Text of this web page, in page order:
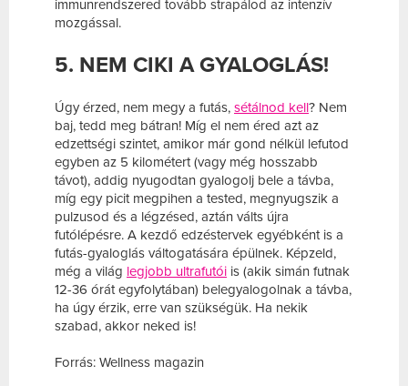
immunrendszered tovább strapálod az intenzív
mozgással.
5. NEM CIKI A GYALOGLÁS!
Úgy érzed, nem megy a futás, sétálnod kell? Nem
baj, tedd meg bátran! Míg el nem éred azt az
edzettségi szintet, amikor már gond nélkül lefutod
egyben az 5 kilométert (vagy még hosszabb
távot), addig nyugodtan gyalogolj bele a távba,
míg egy picit megpihen a tested, megnyugszik a
pulzusod és a légzésed, aztán válts újra
futólépésre. A kezdő edzéstervek egyébként is a
futás-gyaloglás váltogatására épülnek. Képzeld,
még a világ legjobb ultrafutói is (akik simán futnak
12-36 órát egyfolytában) belegyalogolnak a távba,
ha úgy érzik, erre van szükségük. Ha nekik
szabad, akkor neked is!
Forrás: Wellness magazin